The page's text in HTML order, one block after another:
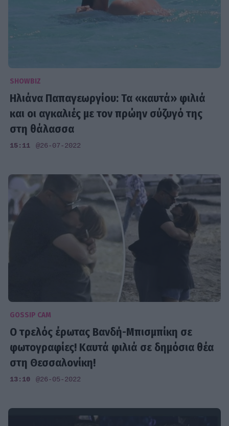
SHOWBIZ
Ηλιάνα Παπαγεωργίου: Τα «καυτά» φιλιά
και οι αγκαλιές με τον πρώην σύζυγό της
στη θάλασσα
15:11 @26-07-2022
GOSSIP CAM
Ο τρελός έρωτας Βανδή-Μπισμπίκη σε
φωτογραφίες! Καυτά φιλιά σε δημόσια θέα
στη Θεσσαλονίκη!
13:10 @26-05-2022